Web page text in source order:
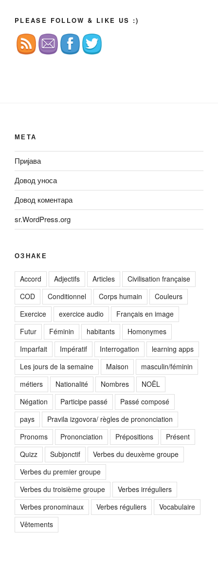
PLEASE FOLLOW & LIKE US :)
МЕТА
Пријава
Довод уноса
Довод коментара
sr.WordPress.org
ОЗНАКЕ
Accord Adjectifs Articles
Civilisation française
COD
Conditionnel Corps humain
Couleurs
Exercice
exercice audio
Français en image
Futur
Féminin habitants
Homonymes
Imparfait
Impératif Interrogation
learning apps
Les jours de la semaine
Maison
masculin/féminin
métiers
Nationalité Nombres
NOËL
Négation
Participe passé
Passé composé
pays
Pravila izgovora/ règles de prononciation
Pronoms
Prononciation Prépositions
Présent
Quizz
Subjonctif
Verbes du deuxème groupe
Verbes du premier groupe
Verbes du troisième groupe
Verbes irréguliers
Verbes pronominaux
Verbes réguliers
Vocabulaire
Vêtements